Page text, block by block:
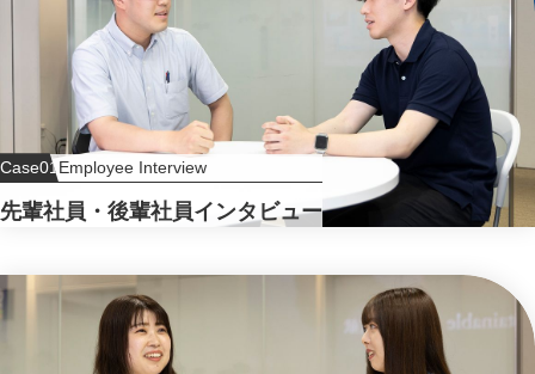
Case01Employee Interview
先輩社員・後輩社員インタビュー